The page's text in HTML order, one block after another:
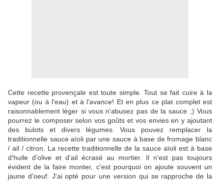
Cette recette provençale est toute simple. Tout se fait cuire à la
vapeur (ou à l'eau) et à l'avance! Et en plus ce plat complet est
raisonnablement léger si vous n'abusez pas de la sauce ;) Vous
pourrez le composer selon vos goûts et vos envies en y ajoutant
des bulots et divers légumes. Vous pouvez remplacer la
traditionnelle sauce aïoli par une sauce à base de fromage blanc
/ ail / citron. La recette traditionnelle de la sauce aïoli est à base
d'huile d'olive et d'ail écrasé au mortier. Il n'est pas toujours
évident de la faire monter, c'est pourquoi on ajoute souvent un
jaune d'oeuf. J'ai opté pour une version qui se rapproche de la